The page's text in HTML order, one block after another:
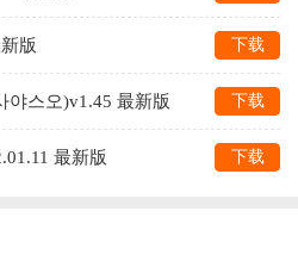
版 下载
야스오)v1.45 最新版 下载
最新版 下载